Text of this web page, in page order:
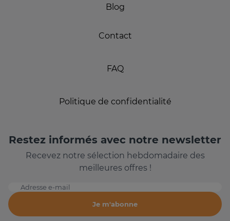
Blog
Contact
FAQ
Politique de confidentialité
Restez informés avec notre newsletter
Recevez notre sélection hebdomadaire des
meilleures offres !
Adresse e-mail
Je m'abonne